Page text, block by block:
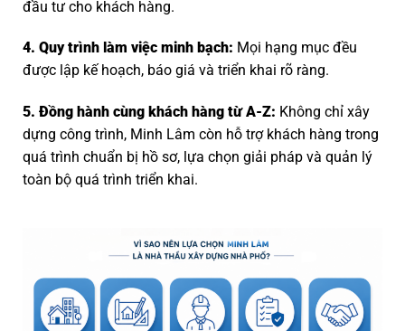
đầu tư cho khách hàng.
4. Quy trình làm việc minh bạch: Mọi hạng mục đều
được lập kế hoạch, báo giá và triển khai rõ ràng.
5. Đồng hành cùng khách hàng từ A-Z: Không chỉ xây
dựng công trình, Minh Lâm còn hỗ trợ khách hàng trong
quá trình chuẩn bị hồ sơ, lựa chọn giải pháp và quản lý
toàn bộ quá trình triển khai.